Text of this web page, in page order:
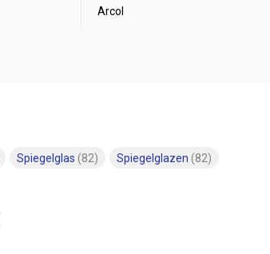
Arcol
Spiegelglas (82) Spiegelglazen (82)